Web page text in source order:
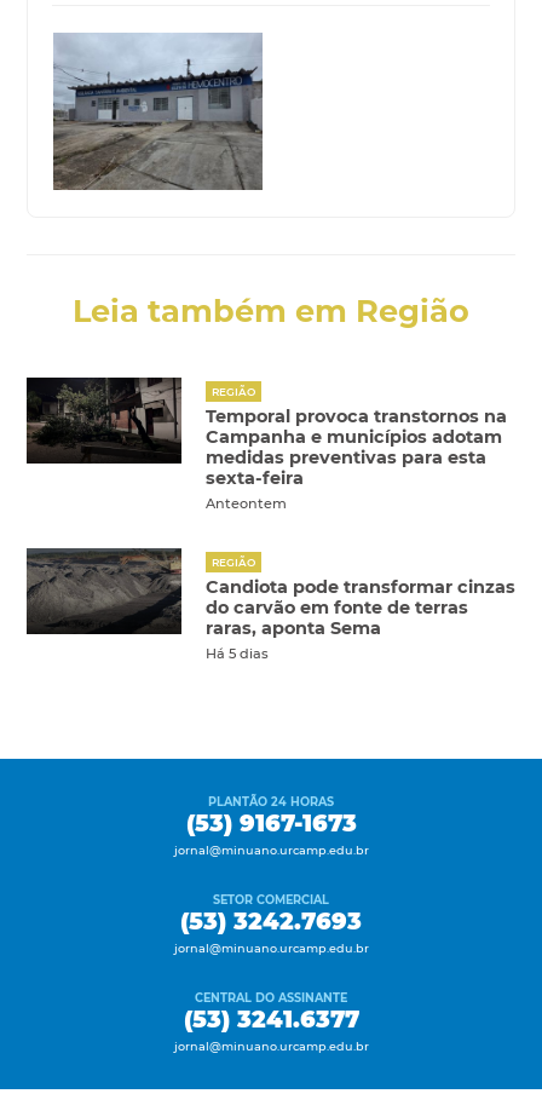
Leia também em Região
REGIÃO
Temporal provoca transtornos na
Campanha e municípios adotam
medidas preventivas para esta
sexta-feira
Anteontem
REGIÃO
Candiota pode transformar cinzas
do carvão em fonte de terras
raras, aponta Sema
Há 5 dias
PLANTÃO 24 HORAS
(53) 9167-1673
jornal@minuano.urcamp.edu.br
SETOR COMERCIAL
(53) 3242.7693
jornal@minuano.urcamp.edu.br
CENTRAL DO ASSINANTE
(53) 3241.6377
jornal@minuano.urcamp.edu.br